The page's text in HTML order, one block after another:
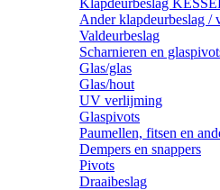
Ander klapdeurbeslag /
Valdeurbeslag
Scharnieren en
Glas/glas
Glas/hout
UV verlijming
Glaspivots
Paumellen, fitsen en
Dempers en snappers
Pivots
Draaibeslag